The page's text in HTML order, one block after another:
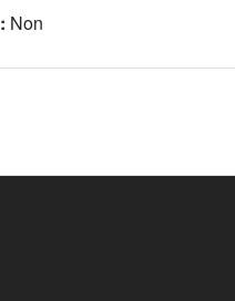
: Non
un nouvel onglet)